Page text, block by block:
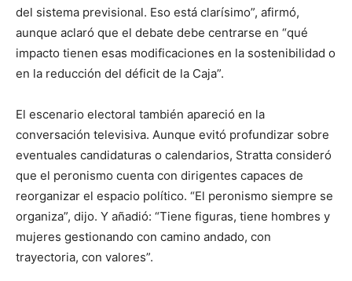
del sistema previsional. Eso está clarísimo”, afirmó,
aunque aclaró que el debate debe centrarse en “qué
impacto tienen esas modificaciones en la sostenibilidad o
en la reducción del déficit de la Caja”.
El escenario electoral también apareció en la
conversación televisiva. Aunque evitó profundizar sobre
eventuales candidaturas o calendarios, Stratta consideró
que el peronismo cuenta con dirigentes capaces de
reorganizar el espacio político. “El peronismo siempre se
organiza”, dijo. Y añadió: “Tiene figuras, tiene hombres y
mujeres gestionando con camino andado, con
trayectoria, con valores”.